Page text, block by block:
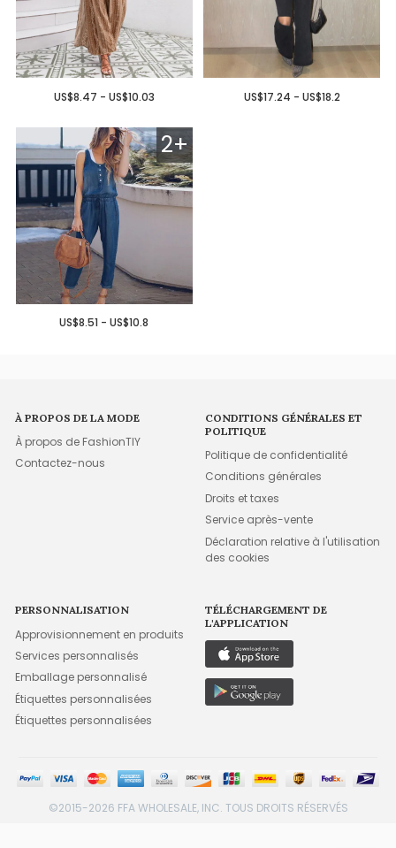
US$8.47 - US$10.03 US$17.24 - US$18.2
2+
US$8.51 - US$10.8
À PROPOS DE LA MODE
À propos de FashionTIY
Contactez-nous
CONDITIONS GÉNÉRALES ET
POLITIQUE
Politique de confidentialité
Conditions générales
Droits et taxes
Service après-vente
Déclaration relative à l'utilisation
des cookies
PERSONNALISATION
Approvisionnement en produits
Services personnalisés
Emballage personnalisé
Étiquettes personnalisées
Étiquettes personnalisées
TÉLÉCHARGEMENT DE
L'APPLICATION
©2015-2026 FFA WHOLESALE, INC. TOUS DROITS RÉSERVÉS